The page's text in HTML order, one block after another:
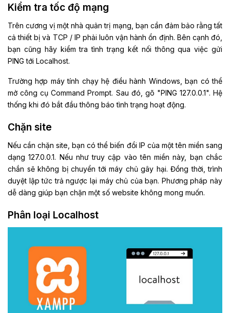
Kiểm tra tốc độ mạng
Trên cương vị một nhà quản trị mạng, bạn cần đảm bảo rằng tất
cả thiết bị và TCP / IP phải luôn vận hành ổn định. Bên cạnh đó,
bạn cũng hãy kiểm tra tình trạng kết nối thông qua việc gửi
PING tới Localhost.
Trường hợp máy tính chạy hệ điều hành Windows, bạn có thể
mở công cụ Command Prompt. Sau đó, gõ "PING 127.0.0.1". Hệ
thống khi đó bắt đầu thông báo tình trạng hoạt động.
Chặn site
Nếu cần chặn site, bạn có thể biến đổi IP của một tên miền sang
dạng 127.0.0.1. Nếu như truy cập vào tên miền này, bạn chắc
chắn sẽ không bị chuyển tới máy chủ gây hại. Đồng thời, trình
duyệt lập tức trả ngược lại máy chủ của bạn. Phương pháp này
dễ dàng giúp bạn chặn một số website không mong muốn.
Phân loại Localhost